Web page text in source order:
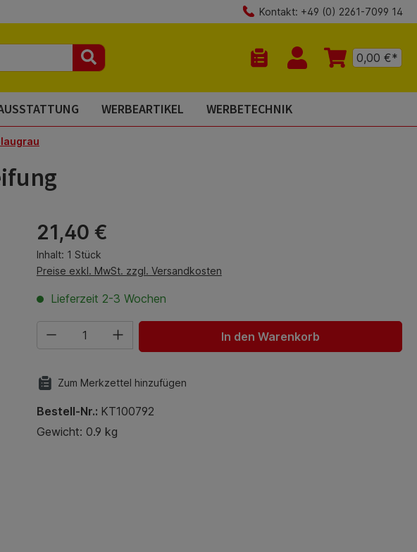
Kontakt: +49 (0) 2261-7099 14
Du hast 0 Produkte auf dem
0,00 €*
WERBEARTIKEL WERBETECHNIK
Regulärer Preis:
21,40 €
Inhalt: 1 Stück
Preise exkl. MwSt. zzgl. Versandkosten
Lieferzeit 2-3 Wochen
Produkt Anzahl: Gib den gewünschten Wert ein oder benutze die
In den Warenkorb
Zum Merkzettel hinzufügen
Bestell-Nr.: KT100792
Gewicht: 0.9 kg